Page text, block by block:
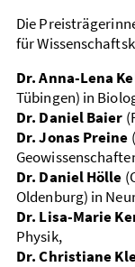
Die
für
Dr. Anna-Lena
Tübingen) in
Dr. Daniel Baier
Dr. Jonas Preine
Dr. Daniel Hölle
Oldenburg) in
Dr. Lisa-Marie
Physik,
Dr. Christiane